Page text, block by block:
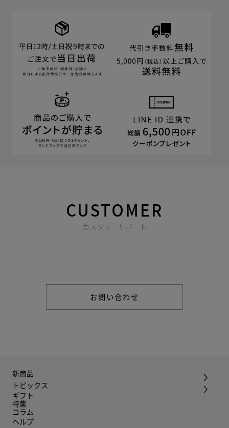
CUSTOMER
カスタマーサポート
お問い合わせ
新商品
トピックス
ギフト
特集
コラム
ヘルプ